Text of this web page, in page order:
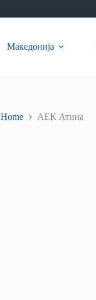
Македонија
Home АЕК Атина